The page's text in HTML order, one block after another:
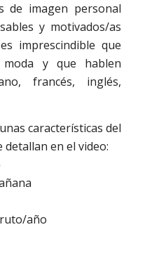
de imagen personal
y motivados/as
imprescindible que
y que hablen
francés, inglés,
características del
en el video:
año